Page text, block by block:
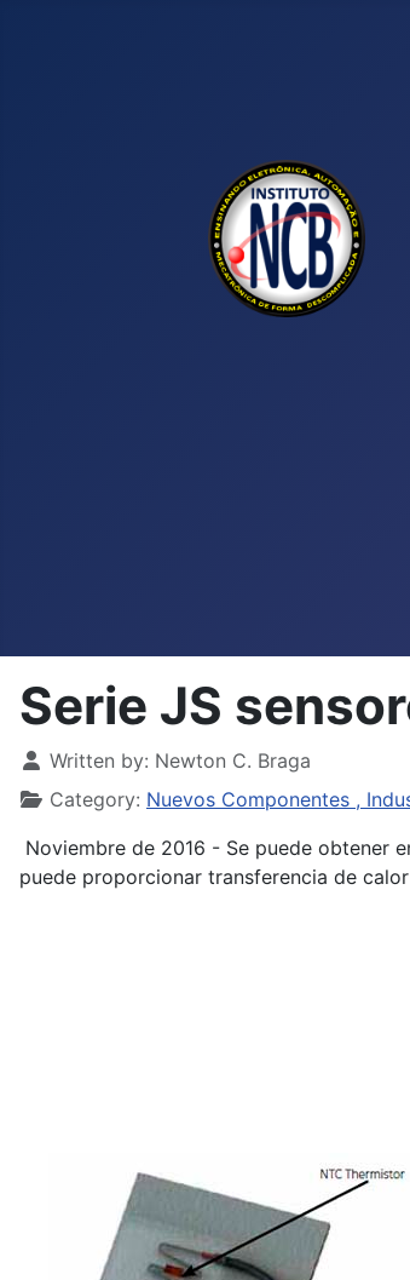
Serie JS
Details
Written by: Newton C. Braga
Category: Nuevos Componentes ,
Noviembre de 2016 - Se puede obtener
puede proporcionar transferencia de